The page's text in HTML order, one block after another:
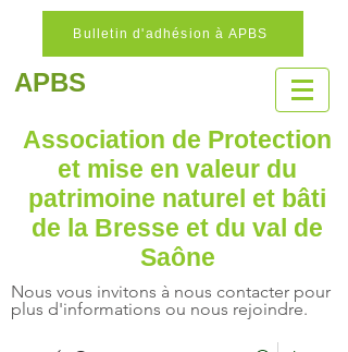
Bulletin d'adhésion à APBS
APBS
Association de Protection
et mise en valeur du
patrimoine naturel et bâti
de la Bresse et du val de
Saône
Nous vous invitons à nous contacter pour
plus d'informations ou nous rejoindre.